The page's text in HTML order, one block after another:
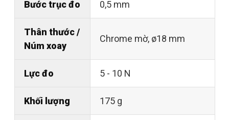
Bước trục đo 0,5 mm
Thân thước /
Núm xoay
Chrome mờ, ø18 mm
Lực đo 5 - 10 N
Khối lượng 175 g